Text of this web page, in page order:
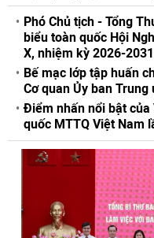
Phó Chủ tịch - Tổng
biểu toàn quốc Hội
X, nhiệm kỳ 2026-2031
Bế mạc lớp tập huấn
Cơ quan Ủy ban
Điểm nhấn nổi bật
quốc MTTQ Việt Nam